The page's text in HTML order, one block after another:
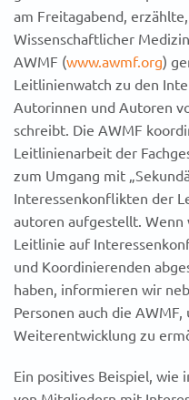
am Freitagabend,
Wissenschaftlicher
AWMF (www.awmf.org)
Leitlinienwatch zu den
Autorinnen und Autoren
schreibt. Die AWMF
Leitlinienarbeit der
zum Umgang mit
Interessenkonflikten der
autoren aufgestellt.
Leitlinie auf
und Koordinierenden
haben, informieren wir
Personen auch die
Weiterentwicklung zu
Ein positives Beispiel, wie